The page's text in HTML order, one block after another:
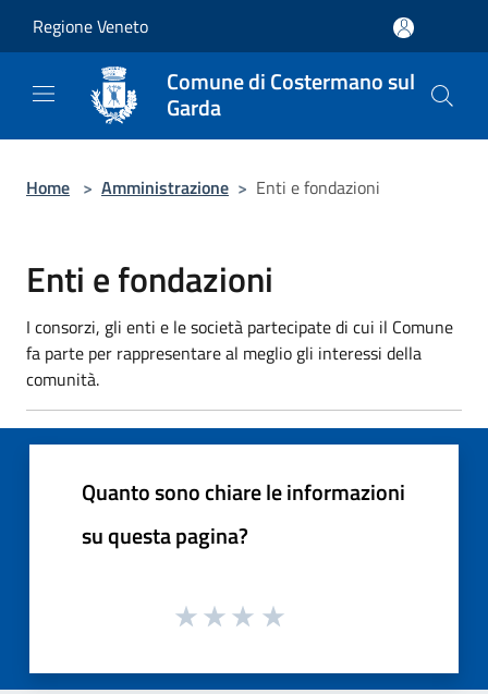
Regione Veneto
Comune di Costermano sul
Garda
Home > Amministrazione > Enti e fondazioni
Enti e fondazioni
I consorzi, gli enti e le società partecipate di cui il Comune
fa parte per rappresentare al meglio gli interessi della
comunità.
Quanto sono chiare le informazioni
su questa pagina?